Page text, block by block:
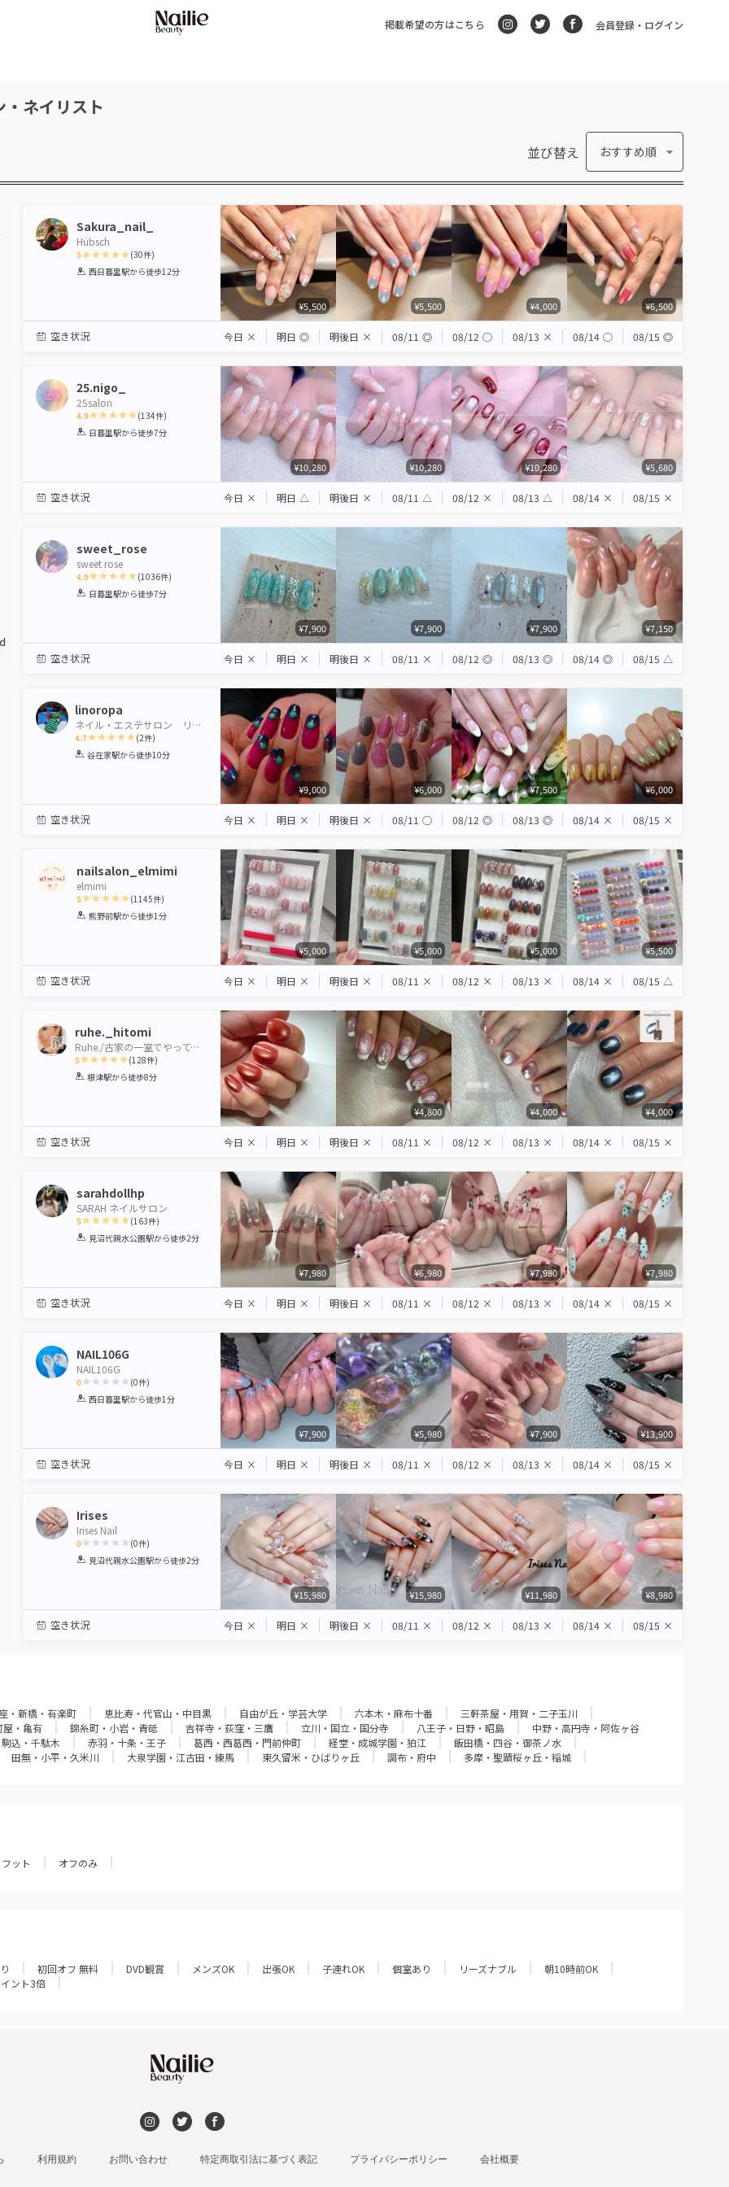
掲載希望の方はこちら 会員登録・ログイン
ネイリスト
並び替え おすすめ順
Sakura_nail_
Hübsch
5
1 2 3 4 5
(30件)
西日暮里駅から徒歩12分
¥5,500 ¥5,500 ¥4,000 ¥6,500
空き状況 今日 × 明日 ◎ 明後日 × 08/11 ◎ 08/12 ◯ 08/13 × 08/14 ◯ 08/15 ◎
25.nigo_
25salon
4.9
1 2 3 4 5
(134件)
日暮里駅から徒歩7分
¥10,280 ¥10,280 ¥10,280 ¥5,680
空き状況 今日 × 明日 △ 明後日 × 08/11 △ 08/12 × 08/13 △ 08/14 × 08/15 ×
sweet_rose
sweet rose
4.9
1 2 3 4 5
(1036件)
日暮里駅から徒歩7分
¥7,900 ¥7,900 ¥7,900 ¥7,150
空き状況 今日 × 明日 × 明後日 × 08/11 × 08/12 ◎ 08/13 ◎ 08/14 ◎ 08/15 △
linoropa
ネイル・エステサロン リーノ・ロパ
4.7
1 2 3 4 5
(2件)
谷在家駅から徒歩10分
¥9,000 ¥6,000 ¥7,500 ¥6,000
空き状況 今日 × 明日 × 明後日 × 08/11 ◯ 08/12 ◎ 08/13 ◎ 08/14 × 08/15 ×
nailsalon_elmimi
elmimi
5
1 2 3 4 5
(1145件)
熊野前駅から徒歩1分
¥5,000 ¥5,000 ¥5,000 ¥5,500
空き状況 今日 × 明日 × 明後日 × 08/11 × 08/12 × 08/13 × 08/14 × 08/15 △
ruhe._hitomi
Ruhe./古家の一室でやってます
5
1 2 3 4 5
(128件)
根津駅から徒歩8分
¥4,800 ¥4,000 ¥4,000
空き状況 今日 × 明日 × 明後日 × 08/11 × 08/12 × 08/13 × 08/14 × 08/15 ×
sarahdollhp
SARAH ネイルサロン
5
1 2 3 4 5
(163件)
見沼代親水公園駅から徒歩2分
¥7,980 ¥6,980 ¥7,980 ¥7,980
空き状況 今日 × 明日 × 明後日 × 08/11 × 08/12 × 08/13 × 08/14 × 08/15 ×
NAIL106G
NAIL106G
0
1 2 3 4 5
(0件)
西日暮里駅から徒歩1分
¥7,900 ¥5,980 ¥7,900 ¥13,900
空き状況 今日 × 明日 × 明後日 × 08/11 × 08/12 × 08/13 × 08/14 × 08/15 ×
Irises
Irises Nail
0
1 2 3 4 5
(0件)
見沼代親水公園駅から徒歩2分
¥15,980 ¥15,980 ¥11,980 ¥8,980
空き状況 今日 × 明日 × 明後日 × 08/11 × 08/12 × 08/13 × 08/14 × 08/15 ×
・新橋・有楽町 恵比寿・代官山・中目黒 自由が丘・学芸大学 六本木・麻布十番
三軒茶屋・用賀・二子玉川
屋・亀有 錦糸町・小岩・青砥 吉祥寺・荻窪・三鷹 立川・国立・国分寺 八王子・日野・昭島
中野・高円寺・阿佐ヶ谷
込・千駄木 赤羽・十条・王子 葛西・西葛西・門前仲町 経堂・成城学園・狛江
飯田橋・四谷・御茶ノ水
田無・小平・久米川 大泉学園・江古田・練馬 東久留米・ひばりヶ丘 調布・府中 多摩・聖蹟桜ヶ丘・稲城
フット オフのみ
初回オフ 無料 DVD観賞 メンズOK 出張OK 子連れOK 個室あり リーズナブル
朝10時前OK
ント3倍
利用規約 お問い合わせ 特定商取引法に基づく表記 プライバシーポリシー 会社概要